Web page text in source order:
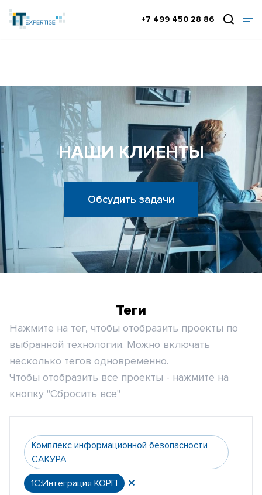
+7 499 450 28 86
НАШИ КЛИЕНТЫ
Обсудить задачи
Теги
Нажмите на тег, чтобы отобразить проекты по
выбранной технологии. Можно включать
несколько тегов одновременно.
Чтобы отобразить все проекты - нажмите на
кнопку "Сбросить все"
Комплекс информационной безопасности
САКУРА
1С:Интеграция КОРП